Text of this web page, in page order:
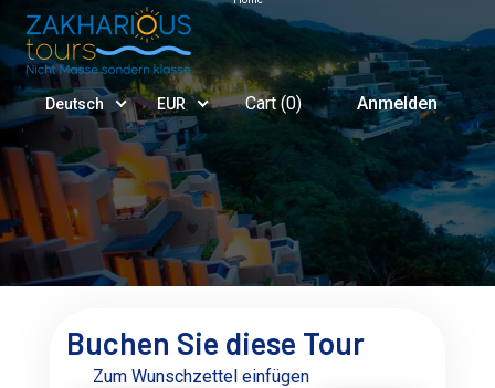
Deutsch EUR Cart (0) Anmelden
Buchen Sie diese Tour
Zum Wunschzettel einfügen